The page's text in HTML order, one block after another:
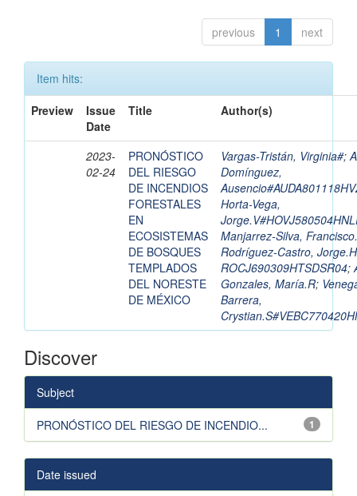
previous 1 next
Item hits:
Preview
Issue
Date
Title Author(s)
2023-
02-24
PRONÓSTICO
DEL RIESGO
DE INCENDIOS
FORESTALES
EN
ECOSISTEMAS
DE BOSQUES
TEMPLADOS
DEL NORESTE
DE MÉXICO
Vargas-Tristán, Virginia#;
Domínguez,
Horta-Vega,
Manjarrez-Silva,
Rodríguez-Castro,
ROCJ690309HTSDSR04;
Gonzales, María.R;
Barrera,
Discover
Subject
1
PRONÓSTICO DEL RIESGO DE INCENDIO...
Date issued